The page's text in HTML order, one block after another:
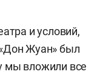
и условий,
Жуан» был
мы вложили все